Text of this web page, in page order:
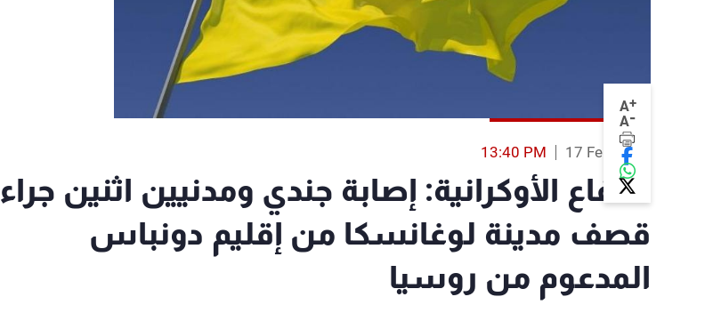
A+
A-
17 Feb 2022
13:40 PM
الدفاع الأوكرانية: إصابة جندي ومدنيين اثنين جراء
قصف مدينة لوغانسكا من إقليم دونباس
المدعوم من روسيا